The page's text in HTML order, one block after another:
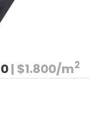
| $1.800/m2